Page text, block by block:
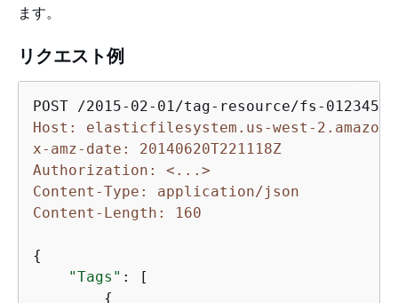
ます。
リクエスト例
Host: elasticfilesystem.us-west-
x-amz-date: 20140620T221118Z
Authorization: <...>
Content-Type: application/json
Content-Length: 160
{
"Tags" : [
{